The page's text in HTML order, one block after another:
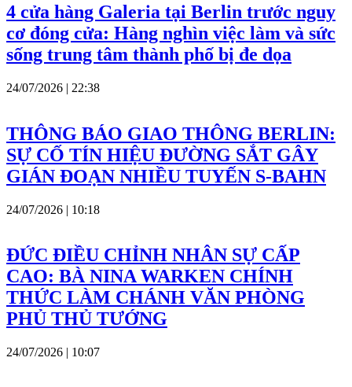
4 cửa hàng Galeria tại Berlin trước nguy
cơ đóng cửa: Hàng nghìn việc làm và sức
sống trung tâm thành phố bị đe dọa
24/07/2026 | 22:38
THÔNG BÁO GIAO THÔNG BERLIN:
SỰ CỐ TÍN HIỆU ĐƯỜNG SẮT GÂY
GIÁN ĐOẠN NHIỀU TUYẾN S-BAHN
24/07/2026 | 10:18
ĐỨC ĐIỀU CHỈNH NHÂN SỰ CẤP
CAO: BÀ NINA WARKEN CHÍNH
THỨC LÀM CHÁNH VĂN PHÒNG
PHỦ THỦ TƯỚNG
24/07/2026 | 10:07